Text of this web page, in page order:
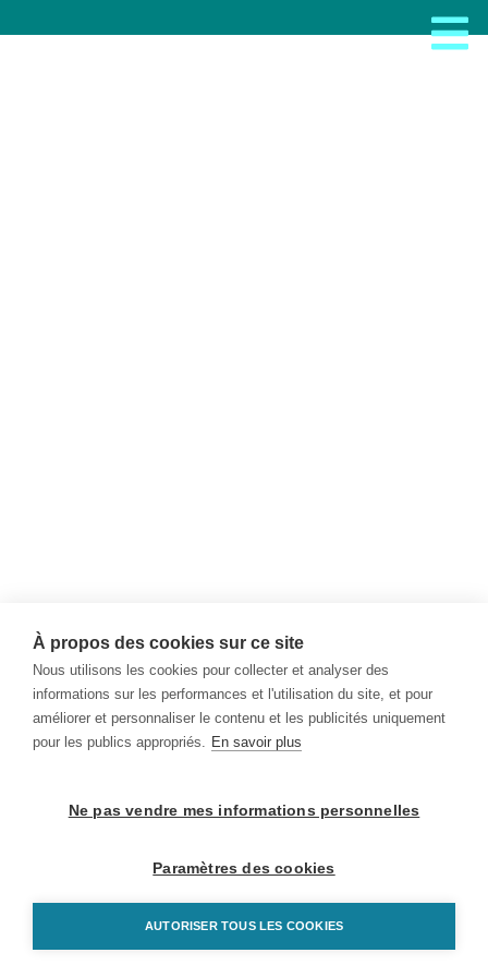
À propos des cookies sur ce site
Nous utilisons les cookies pour collecter et analyser des
informations sur les performances et l'utilisation du site, et pour
améliorer et personnaliser le contenu et les publicités uniquement
pour les publics appropriés. En savoir plus
Ne pas vendre mes informations personnelles
Paramètres des cookies
AUTORISER TOUS LES COOKIES